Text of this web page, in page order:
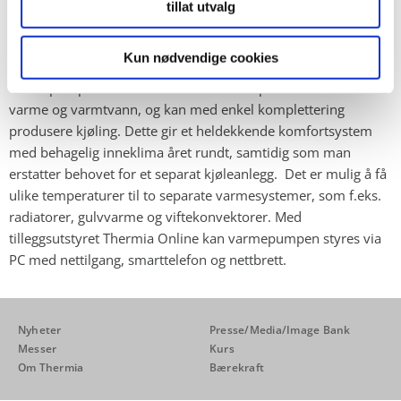
tillat utvalg
Kun nødvendige cookies
var lagt i bjelkelagene ble de originale plankene nennsomt
lagt på plass igjen. På våtrommene er gulvvarmen støpt i
betong og dekket med naturfliser.
Varmepumpen er en Thermia Solid som produserer både
varme og varmtvann, og kan med enkel komplettering
produsere kjøling. Dette gir et heldekkende komfortsystem
med behagelig inneklima året rundt, samtidig som man
erstatter behovet for et separat kjøleanlegg. Det er mulig å få
ulike temperaturer til to separate varmesystemer, som f.eks.
radiatorer, gulvvarme og viftekonvektorer. Med
tilleggsutstyret Thermia Online kan varmepumpen styres via
PC med nettilgang, smarttelefon og nettbrett.
Nyheter
Presse/Media/Image Bank
Messer
Kurs
Om Thermia
Bærekraft